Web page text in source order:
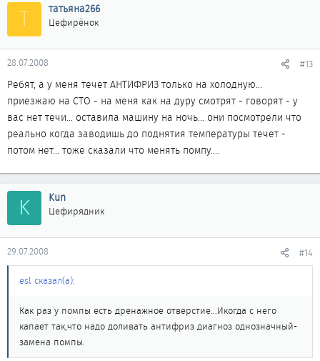
Т татьяна266
Цефирёнок
28.07.2008 #13
Ребят, а у меня течет АНТИФРИЗ только на холодную...
приезжаю на СТО - на меня как на дуру смотрят - говорят - у
вас нет течи... оставила машину на ночь... они посмотрели что
реально когда заводишь до поднятия температуры течет -
потом нет... тоже сказали что менять помпу....
K Kun
Цефирядник
29.07.2008 #14
esl сказал(а):
Как раз у помпы есть дренажное отверстие...Икогда с него
капает так,что надо доливать антифриз диагноз однозначный-
замена помпы.